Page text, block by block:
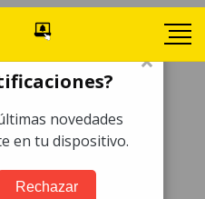
la
×
novedades
en tu dispositivo.
Rechazar